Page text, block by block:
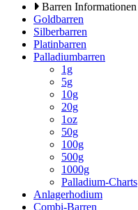
Barren Informationen
Goldbarren
Silberbarren
Platinbarren
Palladiumbarren
1g
5g
10g
20g
1oz
50g
100g
500g
1000g
Palladium-Charts
Anlagerhodium
Combi-Barren